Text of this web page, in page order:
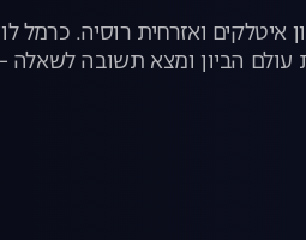
ואזרחית רוסיה. כרמל
הביון ומצא תשובה לשאלה